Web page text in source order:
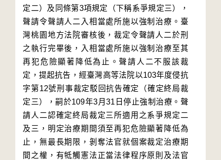
定二）及同條第3項規定（下稱系爭規定三），
聲請令聲請人二入相當處所施以強制治療。臺
灣桃園地方法院審核後，裁定令聲請人二於刑
之執行完畢後，入相當處所施以強制治療至其
再犯危險顯著降低為止。聲請人二不服該裁
定，提起抗告，經臺灣高等法院以103年度侵抗
字第12號刑事裁定駁回抗告確定（確定終局裁
定三），嗣於109年3月31日停止強制治療。聲
請人二認確定終局裁定三所適用之系爭規定二
及三，明定治療期間須至再犯危險顯著降低為
止，無最長期限，剝奪法官就個案裁定治療期
間之權，有牴觸憲法正當法律程序原則及法官